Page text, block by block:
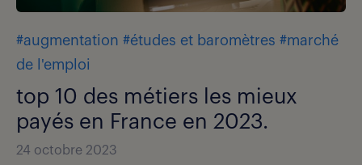
#augmentation #études et baromètres #marché
de l'emploi
top 10 des métiers les mieux
payés en France en 2023.
24 octobre 2023